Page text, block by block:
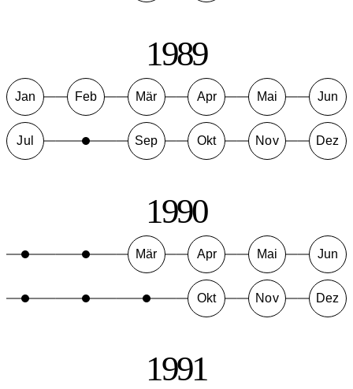
1989
Jan Feb Mär Apr Mai Jun
Jul Sep Okt Nov Dez
1990
Mär Apr Mai Jun
Okt Nov Dez
1991